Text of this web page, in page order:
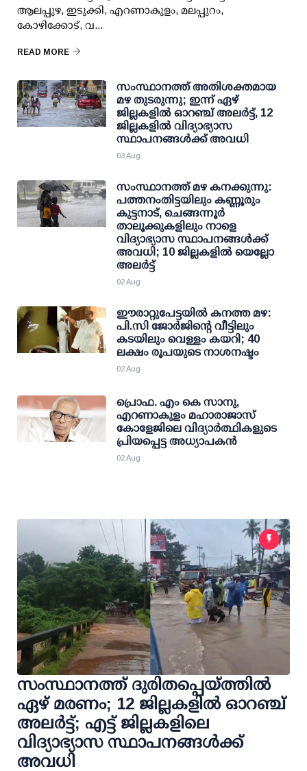
ആലപ്പുഴ, ഇടുക്കി, എറണാകുളം, മലപ്പുറം,
കോഴിക്കോട്, വ...
READ MORE
സംസ്ഥാനത്ത് അതിശക്തമായ
മഴ തുടരുന്നു; ഇന്ന് ഏഴ്
ജില്ലകളിൽ ഓറഞ്ച് അലർട്ട്, 12
ജില്ലകളിൽ വിദ്യാഭ്യാസ
സ്ഥാപനങ്ങൾക്ക് അവധി
03 Aug
സംസ്ഥാനത്ത് മഴ കനക്കുന്നു:
പത്തനംതിട്ടയിലും കണ്ണൂരും
കുട്ടനാട്, ചെങ്ങന്നൂര്‍
താലൂക്കുകളിലും നാളെ
വിദ്യാഭ്യാസ സ്ഥാപനങ്ങള്‍ക്ക്
അവധി; 10 ജില്ലകളില്‍ യെല്ലോ
അലര്‍ട്ട്
02 Aug
ഈരാറ്റുപേട്ടയില്‍ കനത്ത മഴ:
പി.സി ജോര്‍ജിന്റെ വീട്ടിലും
കടയിലും വെള്ളം കയറി; 40
ലക്ഷം രൂപയുടെ നാശനഷ്ടം
02 Aug
പ്രൊഫ. എം കെ സാനു,
എറണാകുളം മഹാരാജാസ്
കോളേജിലെ വിദ്യാർത്ഥികളുടെ
പ്രിയപ്പെട്ട അധ്യാപകൻ
02 Aug
സംസ്ഥാനത്ത് ദുരിതപ്പെയ്ത്തില്‍
ഏഴ് മരണം; 12 ജില്ലകളില്‍ ഓറഞ്ച്
അലര്‍ട്ട്; എട്ട് ജില്ലകളിലെ
വിദ്യാഭ്യാസ സ്ഥാപനങ്ങള്‍ക്ക്
അവധി